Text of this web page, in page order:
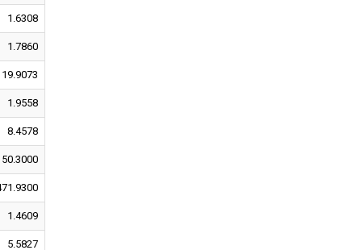
1.6308
1.7860
19.9073
1.9558
8.4578
1.4609
5.5827